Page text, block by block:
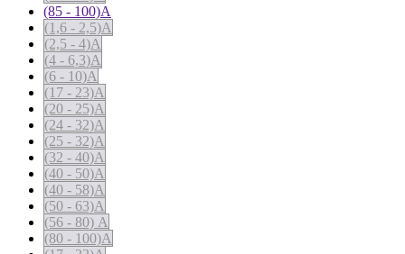
(85 - 100)А
(1,6 - 2,5)А
(2,5 - 4)А
(4 - 6,3)А
(6 - 10)А
(17 - 23)А
(20 - 25)А
(24 - 32)А
(25 - 32)А
(32 - 40)А
(40 - 50)А
(40 - 58)А
(50 - 63)А
(56 - 80) А
(80 - 100)А